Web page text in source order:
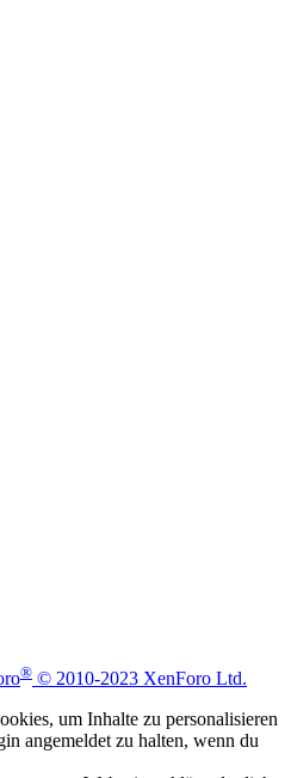
® © 2010-2023 XenForo Ltd.
um Inhalte zu personalisieren
angemeldet zu halten, wenn du